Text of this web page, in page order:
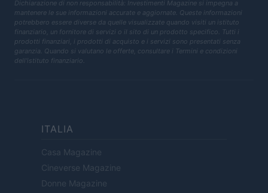
Dichiarazione di non responsabilità: Investimenti Magazine si impegna a
mantenere le sue informazioni accurate e aggiornate. Queste informazioni
potrebbero essere diverse da quelle visualizzate quando visiti un istituto
finanziario, un fornitore di servizi o il sito di un prodotto specifico. Tutti i
prodotti finanziari, i prodotti di acquisto e i servizi sono presentati senza
garanzia. Quando si valutano le offerte, consultare i Termini e condizioni
dell'istituto finanziario.
ITALIA
Casa Magazine
Cineverse Magazine
Donne Magazine